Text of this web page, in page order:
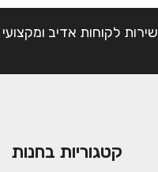
שירות לקוחות אדיב ומקצועי
קטגוריות בחנות